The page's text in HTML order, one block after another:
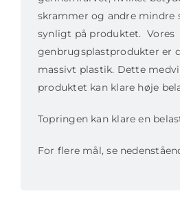
skrammer og andre mindre
synligt på produktet. Vores
genbrugsplastprodukter er
massivt plastik. Dette
produktet kan klare høje
Topringen kan klare en
For flere mål, se